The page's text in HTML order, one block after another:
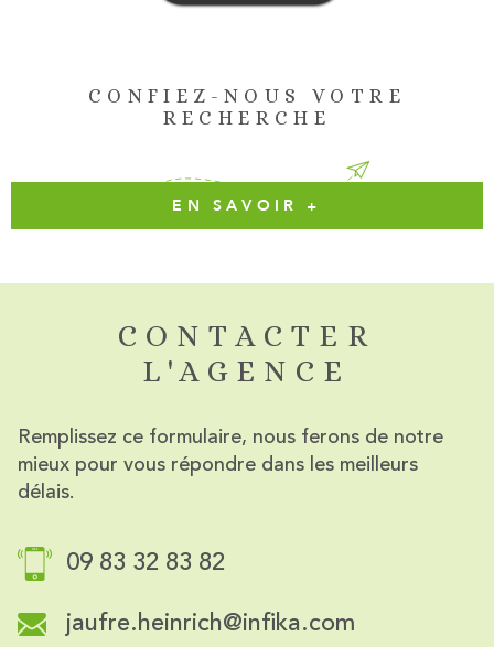
CONFIEZ-NOUS VOTRE
RECHERCHE
EN SAVOIR +
CONTACTER
L'AGENCE
Remplissez ce formulaire, nous ferons de notre
mieux pour vous répondre dans les meilleurs
délais.
09 83 32 83 82
jaufre.heinrich@infika.com